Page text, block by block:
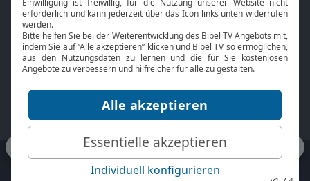
Bibel TV
Über uns
Jobs
Mediadaten
Service
Kontakt
TV-Empfang
bibeltv.de: Impressum
Datenschutz
Nutzungsbedingungen